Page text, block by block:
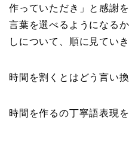
作っていただき」と感謝
言葉を選べるようになる
しについて、順に見ていき
時間を割くとはどう言い
時間を作るの丁寧語表現